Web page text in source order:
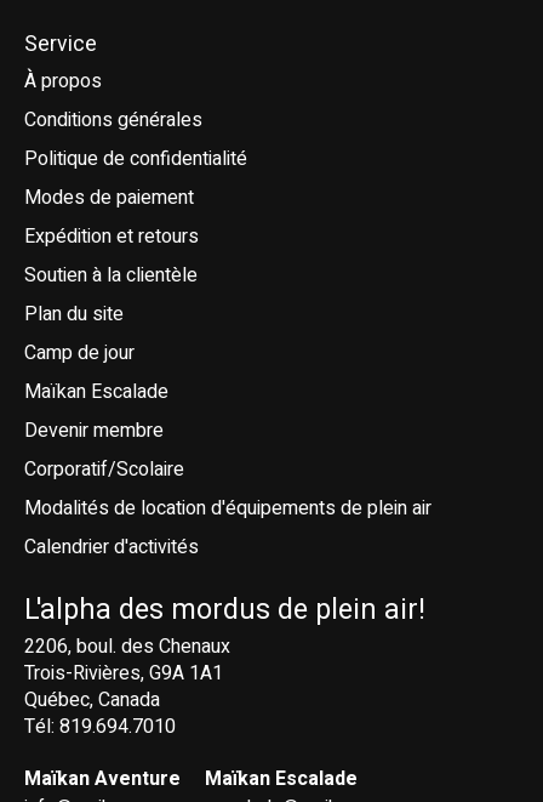
Service
À propos
Conditions générales
Politique de confidentialité
Modes de paiement
Expédition et retours
Soutien à la clientèle
Plan du site
Camp de jour
Maïkan Escalade
Devenir membre
Corporatif/Scolaire
Modalités de location d'équipements de plein air
Calendrier d'activités
L'alpha des mordus de plein air!
2206, boul. des Chenaux
Trois-Rivières, G9A 1A1
Québec, Canada
Tél: 819.694.7010
Maïkan Aventure
Maïkan Escalade